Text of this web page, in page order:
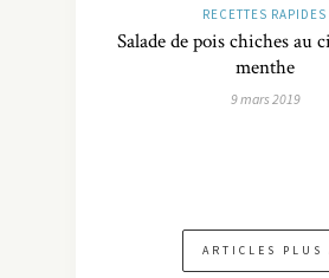
RECETTES RAPIDES
Salade de pois chiches au
menthe
9 mars 2019
ARTICLES PLUS